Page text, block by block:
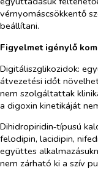
vérnyomáscsökkentő
beállítani.
Figyelmet igénylő
Digitáliszglikozidok:
átvezetési időt
nem szolgáltattak
a digoxin kinetikáját
Dihidropiridin‑típusú
felodipin, lacidipin,
együttes
nem zárható ki a szív